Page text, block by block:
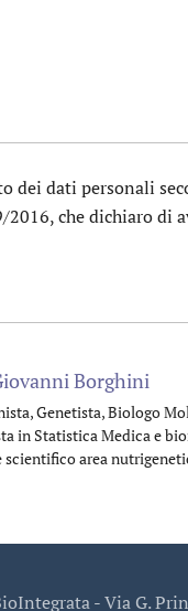
dei dati personali
2016, che dichiaro di
Borghini
Genetista, Biologo
in Statistica Medica e
scientifico area
- Via G.